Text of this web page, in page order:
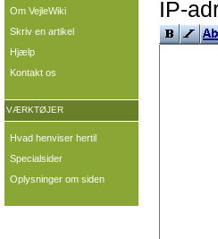
IP-
Om VejleWiki
Skriv en artikel
Hjælp
Kontakt os
VÆRKTØJER
Hvad henviser hertil
Specialsider
Oplysninger om siden